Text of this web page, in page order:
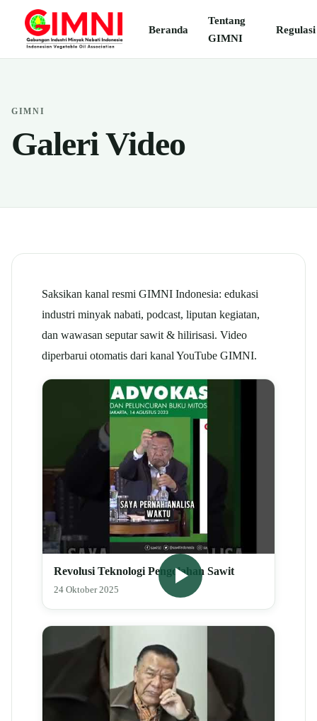
Beranda
Tentang
GIMNI
Regulasi
GIMNI
Galeri Video
Saksikan kanal resmi GIMNI Indonesia: edukasi
industri minyak nabati, podcast, liputan kegiatan,
dan wawasan seputar sawit & hilirisasi. Video
diperbarui otomatis dari kanal YouTube GIMNI.
Revolusi Teknologi Pengolahan Sawit
24 Oktober 2025